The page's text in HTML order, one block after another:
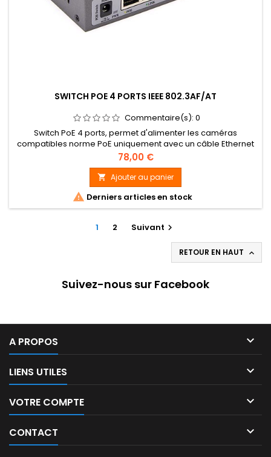
SWITCH POE 4 PORTS IEEE 802.3AF/AT
Commentaire(s): 0
Switch PoE 4 ports, permet d'alimenter les caméras
compatibles norme PoE uniquement avec un câble Ethernet
RJ45, répond à la norme PoE IEEE 802.3af/at (14.4w, 30w).
Prix
78,00 €
 Ajouter au panier
 Derniers articles en stock
1 2 Suivant 
RETOUR EN HAUT 
Suivez-nous sur Facebook
A PROPOS 
LIENS UTILES 
VOTRE COMPTE 
CONTACT 